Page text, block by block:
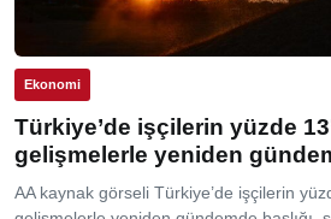
Ekonomi
Türkiye’de işçilerin yüzde
gelişmelerle yeniden
AA kaynak görseli Türkiye’de işçilerin